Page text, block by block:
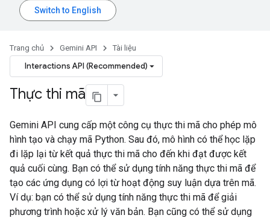
Trang chủ Gemini API Tài liệu
Interactions API (Recommended)
Thực thi mã
Gemini API cung cấp một công cụ thực thi mã cho phép mô
hình tạo và chạy mã Python. Sau đó, mô hình có thể học lặp
đi lặp lại từ kết quả thực thi mã cho đến khi đạt được kết
quả cuối cùng. Bạn có thể sử dụng tính năng thực thi mã để
tạo các ứng dụng có lợi từ hoạt động suy luận dựa trên mã.
Ví dụ: bạn có thể sử dụng tính năng thực thi mã để giải
phương trình hoặc xử lý văn bản. Bạn cũng có thể sử dụng